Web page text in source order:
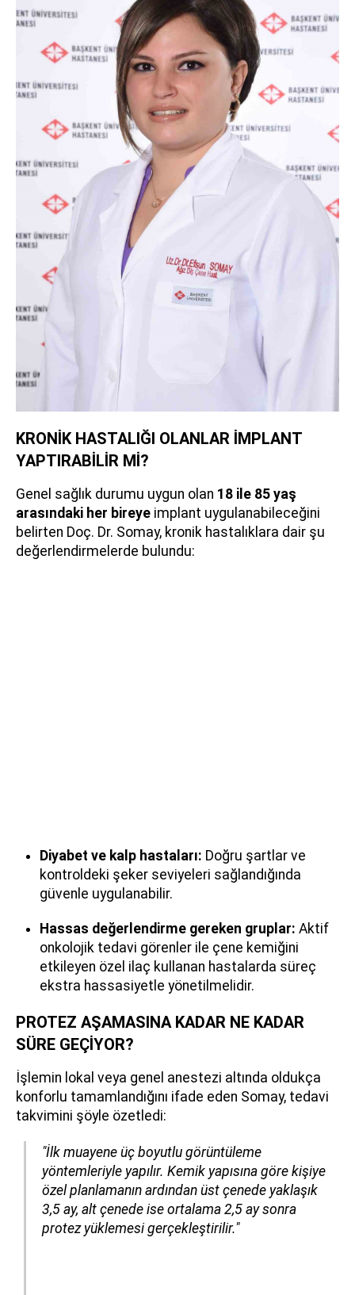
KRONİK HASTALIĞI OLANLAR İMPLANT
YAPTIRABİLİR Mİ?
Genel sağlık durumu uygun olan 18 ile 85 yaş
arasındaki her bireye implant uygulanabileceğini
belirten Doç. Dr. Somay, kronik hastalıklara dair şu
değerlendirmelerde bulundu:
Diyabet ve kalp hastaları: Doğru şartlar ve
kontroldeki şeker seviyeleri sağlandığında
güvenle uygulanabilir.
Hassas değerlendirme gereken gruplar: Aktif
onkolojik tedavi görenler ile çene kemiğini
etkileyen özel ilaç kullanan hastalarda süreç
ekstra hassasiyetle yönetilmelidir.
PROTEZ AŞAMASINA KADAR NE KADAR
SÜRE GEÇİYOR?
İşlemin lokal veya genel anestezi altında oldukça
konforlu tamamlandığını ifade eden Somay, tedavi
takvimini şöyle özetledi:
"İlk muayene üç boyutlu görüntüleme
yöntemleriyle yapılır. Kemik yapısına göre kişiye
özel planlamanın ardından üst çenede yaklaşık
3,5 ay, alt çenede ise ortalama 2,5 ay sonra
protez yüklemesi gerçekleştirilir."